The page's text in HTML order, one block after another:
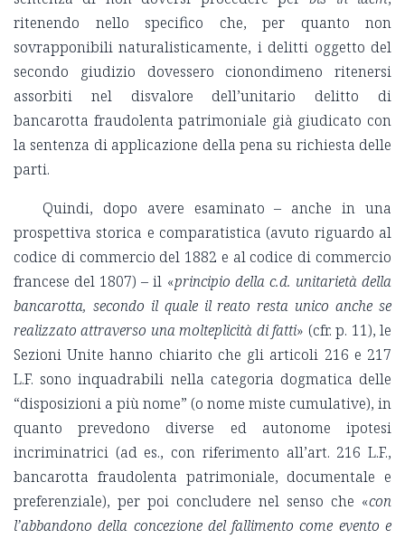
ritenendo nello specifico che, per quanto non
sovrapponibili naturalisticamente, i delitti oggetto del
secondo giudizio dovessero cionondimeno ritenersi
assorbiti nel disvalore dell’unitario delitto di
bancarotta fraudolenta patrimoniale già giudicato con
la sentenza di applicazione della pena su richiesta delle
parti.
Quindi, dopo avere esaminato – anche in una
prospettiva storica e comparatistica (avuto riguardo al
codice di commercio del 1882 e al codice di commercio
francese del 1807) – il «principio della c.d. unitarietà della
bancarotta, secondo il quale il reato resta unico anche se
realizzato attraverso una molteplicità di fatti» (cfr. p. 11), le
Sezioni Unite hanno chiarito che gli articoli 216 e 217
L.F. sono inquadrabili nella categoria dogmatica delle
“disposizioni a più nome” (o nome miste cumulative), in
quanto prevedono diverse ed autonome ipotesi
incriminatrici (ad es., con riferimento all’art. 216 L.F.,
bancarotta fraudolenta patrimoniale, documentale e
preferenziale), per poi concludere nel senso che «con
l’abbandono della concezione del fallimento come evento e